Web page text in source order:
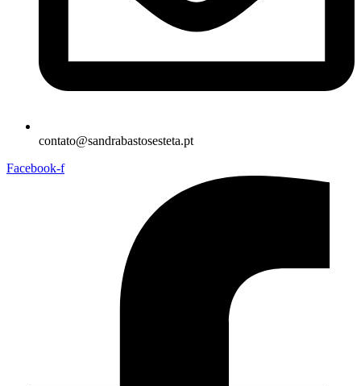
contato@sandrabastosesteta.pt
Facebook-f